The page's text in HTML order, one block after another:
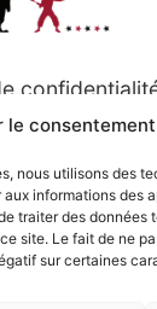
le consentement
nous utilisons des
informations des
traiter des données
site. Le fait de ne
sur certaines